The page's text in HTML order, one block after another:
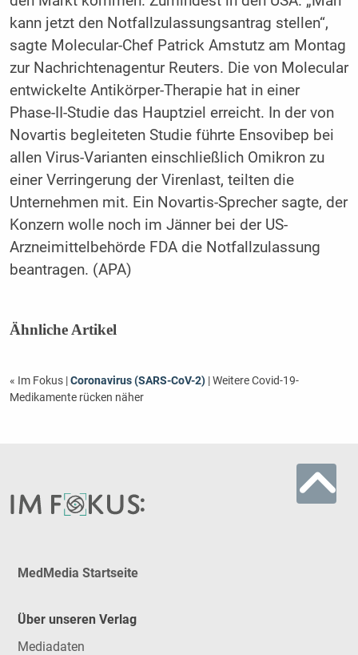
kann jetzt den Notfallzulassungsantrag stellen“,
sagte Molecular-Chef Patrick Amstutz am Montag
zur Nachrichtenagentur Reuters. Die von Molecular
entwickelte Antikörper-Therapie hat in einer
Phase-II-Studie das Hauptziel erreicht. In der von
Novartis begleiteten Studie führte Ensovibep bei
allen Virus-Varianten einschließlich Omikron zu
einer Verringerung der Virenlast, teilten die
Unternehmen mit. Ein Novartis-Sprecher sagte, der
Konzern wolle noch im Jänner bei der US-
Arzneimittelbehörde FDA die Notfallzulassung
beantragen. (APA)
Ähnliche Artikel
« Im Fokus |Coronavirus (SARS-CoV-2)| Weitere Covid-19-
Medikamente rücken näher
MedMedia Startseite
Über unseren Verlag
Mediadaten